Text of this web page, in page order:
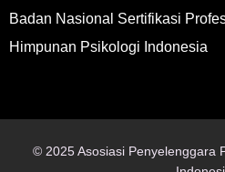
Badan Nasional Sertifikasi
Himpunan Psikologi Indonesia
© 2025 Asosiasi Penyelenggara